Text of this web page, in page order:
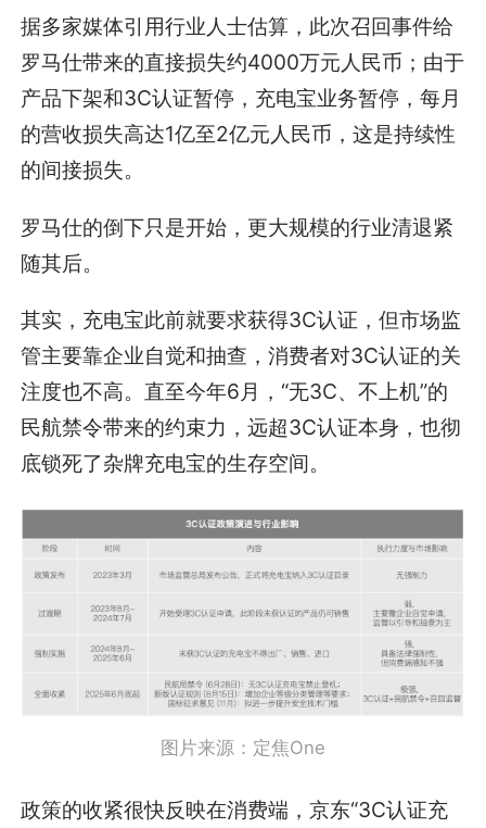
据多家媒体引用行业人士估算，此次召回事件给
罗马仕带来的直接损失约4000万元人民币；由于
产品下架和3C认证暂停，充电宝业务暂停，每月
的营收损失高达1亿至2亿元人民币，这是持续性
的间接损失。
罗马仕的倒下只是开始，更大规模的行业清退紧
随其后。
其实，充电宝此前就要求获得3C认证，但市场监
管主要靠企业自觉和抽查，消费者对3C认证的关
注度也不高。直至今年6月，“无3C、不上机”的
民航禁令带来的约束力，远超3C认证本身，也彻
底锁死了杂牌充电宝的生存空间。
图片来源：定焦One
政策的收紧很快反映在消费端，京东“3C认证充